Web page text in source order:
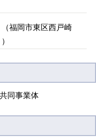
福岡市東区西戸崎
同事業体